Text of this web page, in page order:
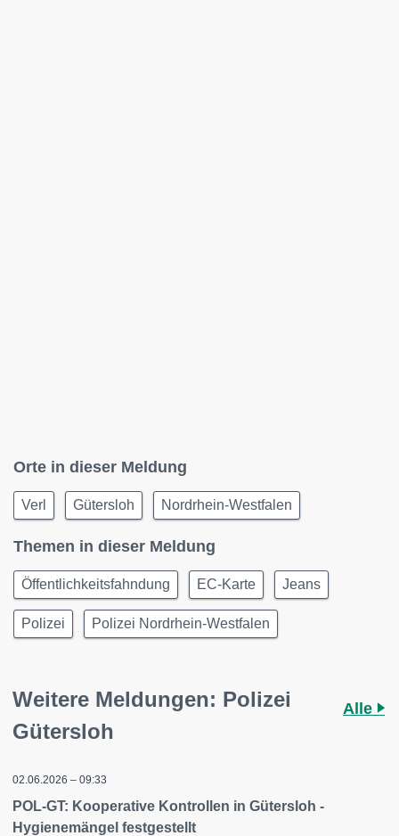
Orte in dieser Meldung
Verl Gütersloh Nordrhein-Westfalen
Themen in dieser Meldung
Öffentlichkeitsfahndung EC-Karte Jeans
Polizei Polizei Nordrhein-Westfalen
Weitere Meldungen: Polizei
Gütersloh
Alle
02.06.2026 – 09:33
POL-GT: Kooperative Kontrollen in Gütersloh -
Hygienemängel festgestellt